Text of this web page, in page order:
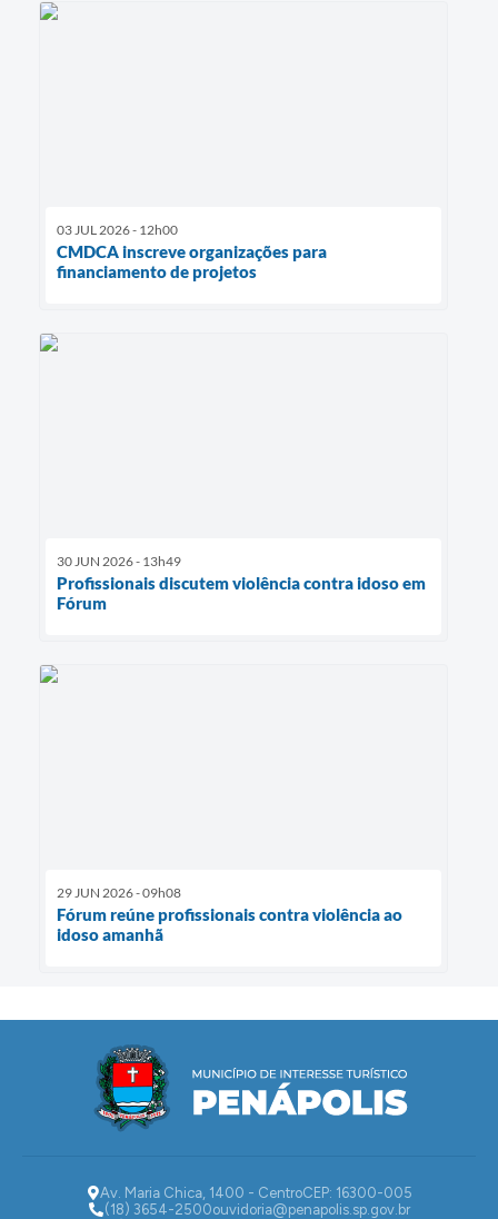
03 JUL 2026 - 12h00
CMDCA inscreve organizações para
financiamento de projetos
30 JUN 2026 - 13h49
Profissionais discutem violência contra idoso em
Fórum
29 JUN 2026 - 09h08
Fórum reúne profissionais contra violência ao
idoso amanhã
Av. Maria Chica, 1400 - CentroCEP: 16300-005
(18) 3654-2500ouvidoria@penapolis.sp.gov.br